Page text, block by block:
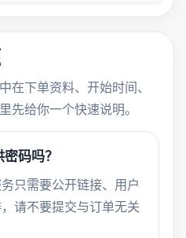
在下单资料、开始时间、
先给你一个快速说明。
码吗？
只需要公开链接、用户
请不要提交与订单无关